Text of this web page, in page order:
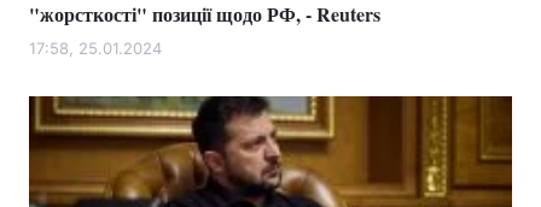
"жорсткості" позиції щодо РФ, - Reuters
17:58, 25.01.2024